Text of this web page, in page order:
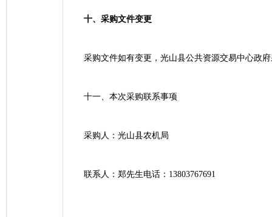
十、采购文件变更
采购文件如有变更，光山县公共资源交易中心政
十一、本次采购联系事项
采购人：光山县农机局
联系人：郑先生电话：13803767691